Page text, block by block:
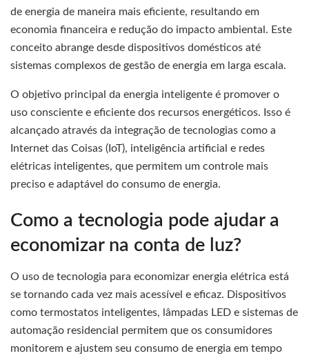
de energia de maneira mais eficiente, resultando em
economia financeira e redução do impacto ambiental. Este
conceito abrange desde dispositivos domésticos até
sistemas complexos de gestão de energia em larga escala.
O objetivo principal da energia inteligente é promover o
uso consciente e eficiente dos recursos energéticos. Isso é
alcançado através da integração de tecnologias como a
Internet das Coisas (IoT), inteligência artificial e redes
elétricas inteligentes, que permitem um controle mais
preciso e adaptável do consumo de energia.
Como a tecnologia pode ajudar a
economizar na conta de luz?
O uso de tecnologia para economizar energia elétrica está
se tornando cada vez mais acessível e eficaz. Dispositivos
como termostatos inteligentes, lâmpadas LED e sistemas de
automação residencial permitem que os consumidores
monitorem e ajustem seu consumo de energia em tempo